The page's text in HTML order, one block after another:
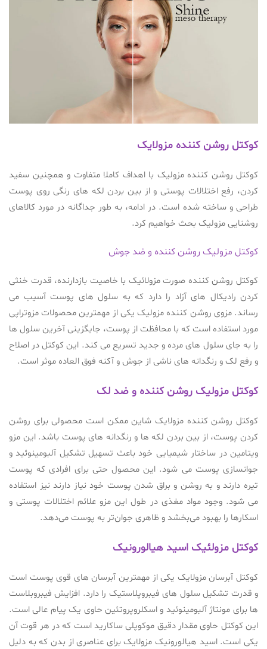
کوکتل روشن کننده مزولایک
کوکتل روشن کننده مزولیک با اهداف کاملا متفاوت و همچنین سفید
کردن، رفع اختلالات پوستی و از بین بردن لکه های رنگی روی پوست
طراحی و ساخته شده است. در ادامه، به طور جداگانه در مورد کالاهای
روشنایی مزولیک بحث خواهیم کرد.
کوکتل مزولیک روشن کننده و ضد جوش
کوکتل روشن کننده صورت مزولائیک با خاصیت بازدارنده، قدرت خنثی
کردن رادیکال های آزاد را دارد که به سلول های پوست آسیب می
رساند. مزوی روشن کننده مزولیک یکی از مهمترین محصولات مزوتراپی
مورد استفاده است که با محافظت از پوست، جایگزینی آخرین سلول ها
را به جای سلول های مرده و جدید تسریع می کند. این کوکتل در اصلاح
و رفع لک و رنگدانه های ناشی از جوش و آکنه فوق العاده موثر است.
کوکتل مزولیک روشن کننده و ضد لک
کوکتل روشن کننده مزولایک شاین ممکن است محصولی برای روشن
کردن پوست، از بین بردن لکه ها و رنگدانه های پوست باشد. این مزو
ویتامین در ساختار شیمیایی خود باعث تسهیل تشکیل آلبومینوئید و
جوانسازی پوست می شود. این محصول حتی برای افرادی که پوست
تیره دارند و به روشن و براق شدن پوست خود نیاز دارند نیز استفاده
می شود. وجود مواد مغذی در طول این مزو علائم اختلالات پوستی و
اسکارها را بهبود می‌بخشد و ظاهری جوان‌تر به پوست می‌دهد.
کوکتل مزولئیک اسید هیالورونیک
کوکتل آبرسان مزولایک یکی از مهمترین آبرسان های قوی پوست است
و قدرت تشکیل سلول های فیبروپلاستیک را دارد. افزایش فیبروبلاست
ها برای مونتاژ آلبومینوئید و اسکلروپروتئین حاوی یک پیام عالی است.
این کوکتل حاوی مقدار دقیق موکوپلی ساکارید است که در هر قوت آن
یکی است. اسید هیالورونیک مزولایک برای عناصری از بدن که به دلیل